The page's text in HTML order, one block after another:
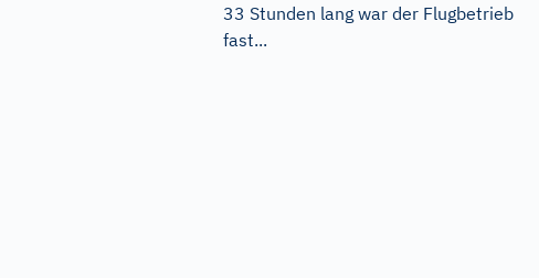
33 Stunden lang war der Flugbetrieb
fast...